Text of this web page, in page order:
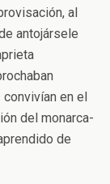
al
antojársele
en el
del monarca-
de